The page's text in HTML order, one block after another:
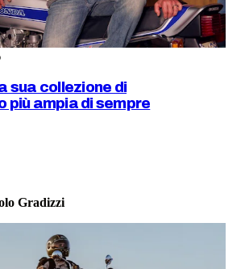
sua collezione di
più ampia di sempre
Gradizzi